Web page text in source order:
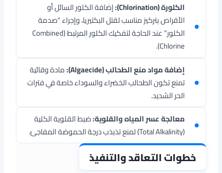
الكلورة (Chlorination):
إضافة الكلور السائل أو
الأقراص بتركيز مناسب لقتل البكتيريا، وإجراء “صدمة
الكلور” عند الحاجة لتفكيك الكلور المرتبط (Combined
Chlorine).
إضافة مواد منع الطحالب (Algaecide):
مادة وقائية
تمنع تكون الطحالب الخضراء والسوداء خاصة في فترات
الحر الشديد.
معالجة عسر المياه والقلوية:ضبط القلوية الكلية
(Total Alkalinity) لمنع تذبذب درجة الحموضة المفاجئ.
خطوات التعاقد والتنفيذ